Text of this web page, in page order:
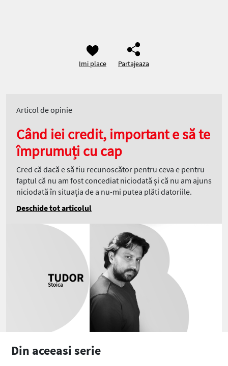
Imi place Partajeaza
Articol de opinie
Când iei credit, important e să te
împrumuți cu cap
Cred că dacă e să fiu recunoscător pentru ceva e pentru
faptul că nu am fost concediat niciodată și că nu am ajuns
niciodată în situația de a nu-mi putea plăti datoriile.
Deschide tot articolul
Din aceeasi serie